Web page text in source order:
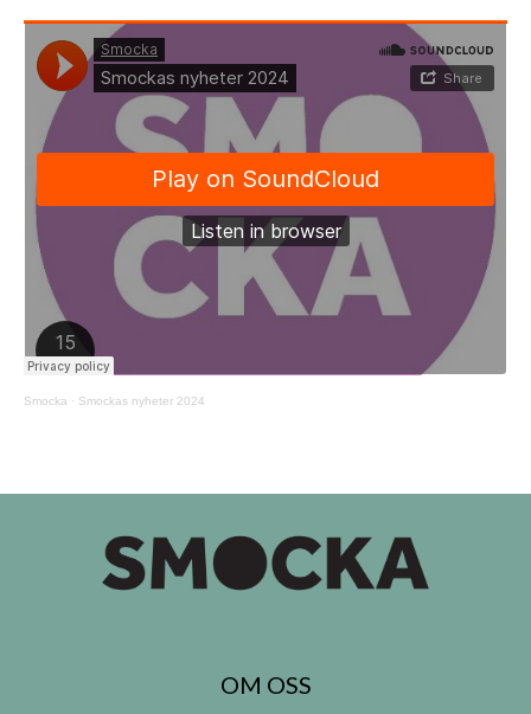
Smocka · Smockas nyheter 2024
OM OSS